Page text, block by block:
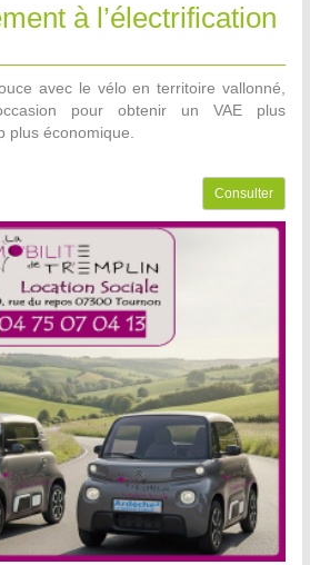
à l’électrification
avec le vélo en territoire vallonné,
pour obtenir un VAE plus
plus économique.
Consulter